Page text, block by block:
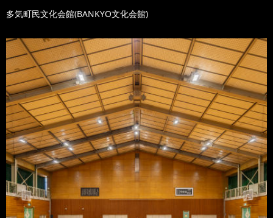
多気町民文化会館(BANKYO文化会館)